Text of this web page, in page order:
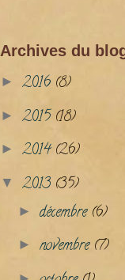
Archives du
► 2016 (8)
► 2015 (18)
► 2014(26)
▼ 2013 (35)
►décembre (6)
►novembre (7)